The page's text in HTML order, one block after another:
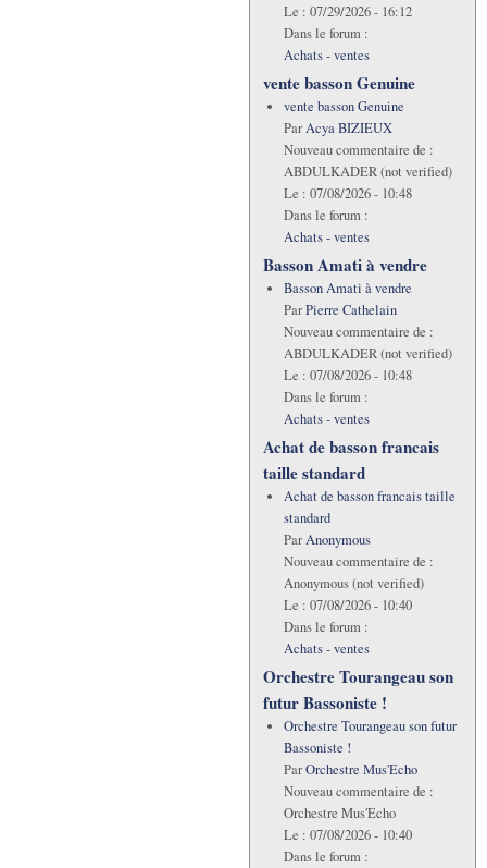
Le : 07/29/2026 - 16:12
Dans le forum :
Achats - ventes
vente basson Genuine
vente basson Genuine
ParAcya BIZIEUX
Nouveau commentaire de :
ABDULKADER (not verified)
Le : 07/08/2026 - 10:48
Dans le forum :
Achats - ventes
Basson Amati à vendre
Basson Amati à vendre
ParPierre Cathelain
Nouveau commentaire de :
ABDULKADER (not verified)
Le : 07/08/2026 - 10:48
Dans le forum :
Achats - ventes
Achat de basson francais
taille standard
Achat de basson francais taille
standard
ParAnonymous
Nouveau commentaire de :
Anonymous (not verified)
Le : 07/08/2026 - 10:40
Dans le forum :
Achats - ventes
Orchestre Tourangeau son
futur Bassoniste !
Orchestre Tourangeau son futur
Bassoniste !
ParOrchestre Mus'Echo
Nouveau commentaire de :
Orchestre Mus'Echo
Le : 07/08/2026 - 10:40
Dans le forum :